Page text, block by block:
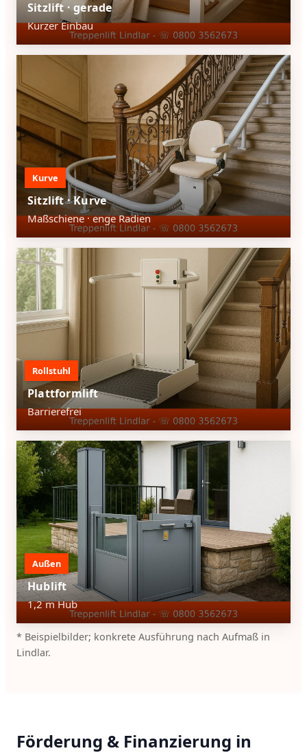
Sitzlift · gerade
Kurzer Einbau
Kurve
Sitzlift · Kurve
Maßschiene · enge Radien
Rollstuhl
Plattformlift
Barrierefrei
Außen
Hublift
1,2 m Hub
* Beispielbilder; konkrete Ausführung nach Aufmaß in
Lindlar.
Förderung & Finanzierung in